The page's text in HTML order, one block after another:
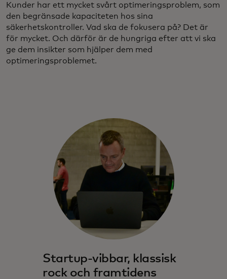
Kunder har ett mycket svårt optimeringsproblem, som
den begränsade kapaciteten hos sina
säkerhetskontroller. Vad ska de fokusera på? Det är
för mycket. Och därför är de hungriga efter att vi ska
ge dem insikter som hjälper dem med
optimeringsproblemet.
Startup-vibbar, klassisk
rock och framtidens